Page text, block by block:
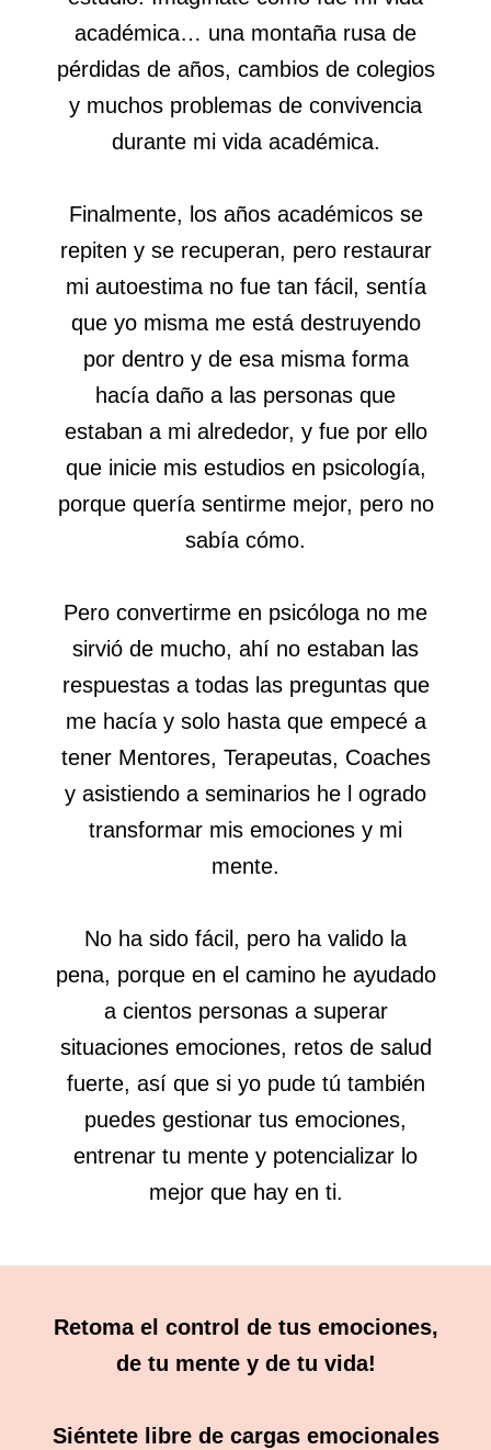
académica… una montaña rusa de
pérdidas de años, cambios de colegios
y muchos problemas de convivencia
durante mi vida académica.
Finalmente, los años académicos se
repiten y se recuperan, pero restaurar
mi autoestima no fue tan fácil, sentía
que yo misma me está destruyendo
por dentro y de esa misma forma
hacía daño a las personas que
estaban a mi alrededor, y fue por ello
que inicie mis estudios en psicología,
porque quería sentirme mejor, pero no
sabía cómo.
Pero convertirme en psicóloga no me
sirvió de mucho, ahí no estaban las
respuestas a todas las preguntas que
me hacía y solo hasta que empecé a
tener Mentores, Terapeutas, Coaches
y asistiendo a seminarios he l ogrado
transformar mis emociones y mi
mente.
No ha sido fácil, pero ha valido la
pena, porque en el camino he ayudado
a cientos personas a superar
situaciones emociones, retos de salud
fuerte, así que si yo pude tú también
puedes gestionar tus emociones,
entrenar tu mente y potencializar lo
mejor que hay en ti.
Retoma el control de tus emociones,
de tu mente y de tu vida!
Siéntete libre de cargas emocionales